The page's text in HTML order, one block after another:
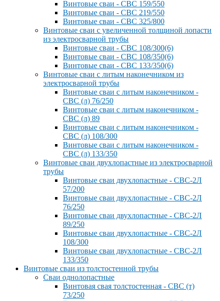
Винтовые сваи - СВС 159/550
Винтовые сваи - СВС 219/550
Винтовые сваи - СВС 325/800
Винтовые сваи с увеличенной толщиной лопасти
из электросварной трубы
Винтовые сваи - СВС 108/300(6)
Винтовые сваи - СВС 108/350(6)
Винтовые сваи - СВС 133/350(6)
Винтовые сваи с литым наконечником из
электросварной трубы
Винтовые сваи с литым наконечником -
СВС (л) 76/250
Винтовые сваи с литым наконечником -
СВС (л) 89
Винтовые сваи с литым наконечником -
СВС (л) 108/300
Винтовые сваи с литым наконечником -
СВС (л) 133/350
Винтовые сваи двухлопастные из электросварной
трубы
Винтовые сваи двухлопастные - СВС-2Л
57/200
Винтовые сваи двухлопастные - СВС-2Л
76/250
Винтовые сваи двухлопастные - СВС-2Л
89/250
Винтовые сваи двухлопастные - СВС-2Л
108/300
Винтовые сваи двухлопастные - СВС-2Л
133/350
Винтовые сваи из толстостенной трубы
Сваи однолопастные
Винтовая свая толстостенная - СВС (т)
73/250